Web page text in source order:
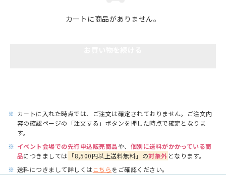
カートに商品がありません。
※ カートに入れた時点では、ご注文は確定されておりません。ご注文内
容の確認ページの「注文する」ボタンを押した時点で確定となりま
す。
※ イベント会場での先行申込販売商品や、 個別に送料がかかっている商
品につきましては 「8,500円以上送料無料」の対象外 となります。
※ 送料につきまして詳しくはこちらをご確認ください。